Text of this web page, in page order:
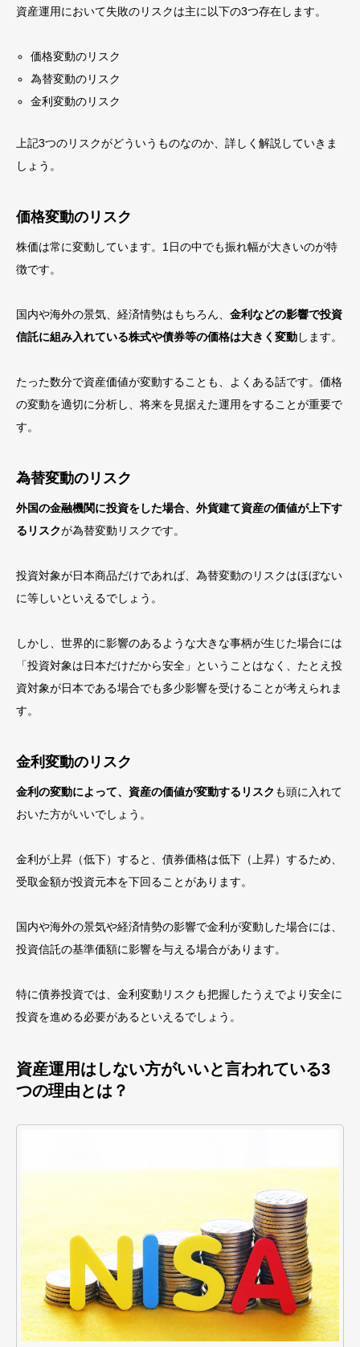
資産運用において失敗のリスクは主に以下の3つ存在します。
価格変動のリスク
為替変動のリスク
金利変動のリスク
上記3つのリスクがどういうものなのか、詳しく解説していきま
しょう。
価格変動のリスク
株価は常に変動しています。1日の中でも振れ幅が大きいのが特
徴です。
国内や海外の景気、経済情勢はもちろん、 金利などの影響で投資
信託に組み入れている株式や債券等の価格は大きく変動します。
たった数分で資産価値が変動することも、よくある話です。価格
の変動を適切に分析し、将来を見据えた運用をすることが重要で
す。
為替変動のリスク
外国の金融機関に投資をした場合、外貨建て資産の価値が上下す
るリスクが為替変動リスクです。
投資対象が日本商品だけであれば、為替変動のリスクはほぼない
に等しいといえるでしょう。
しかし、世界的に影響のあるような大きな事柄が生じた場合には
「投資対象は日本だけだから安全」ということはなく、たとえ投
資対象が日本である場合でも多少影響を受けることが考えられま
す。
金利変動のリスク
金利の変動によって、資産の価値が変動するリスク も頭に入れて
おいた方がいいでしょう。
金利が上昇（低下）すると、債券価格は低下（上昇）するため、
受取金額が投資元本を下回ることがあります。
国内や海外の景気や経済情勢の影響で金利が変動した場合には、
投資信託の基準価額に影響を与える場合があります。
特に債券投資では、金利変動リスクも把握したうえでより安全に
投資を進める必要があるといえるでしょう。
資産運用はしない方がいいと言われている3
つの理由とは？